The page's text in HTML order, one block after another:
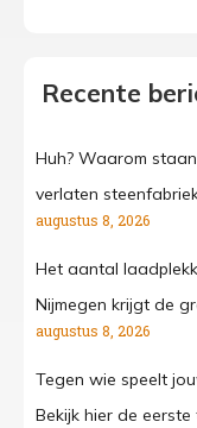
Recente
Huh? Waarom
verlaten
augustus 8, 2026
Het aantal
Nijmegen krijgt de
augustus 8, 2026
Tegen wie speelt
Bekijk hier de